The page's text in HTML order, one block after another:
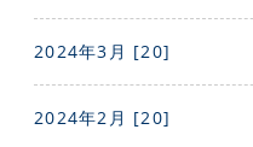
2024年3月 [20]
2024年2月 [20]